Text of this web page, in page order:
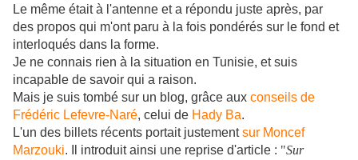
Le même était à l'antenne et a répondu juste après, par
des propos qui m'ont paru à la fois pondérés sur le fond et
interloqués dans la forme.
Je ne connais rien à la situation en Tunisie, et suis
incapable de savoir qui a raison.
Mais je suis tombé sur un blog, grâce aux conseils de
Frédéric Lefevre-Naré, celui de Hady Ba.
L'un des billets récents portait justementsur Moncef
Marzouki. Il introduit ainsi une reprise d'article : "Sur